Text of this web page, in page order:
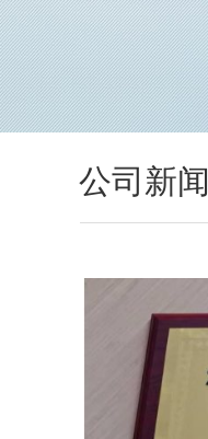
公司新闻